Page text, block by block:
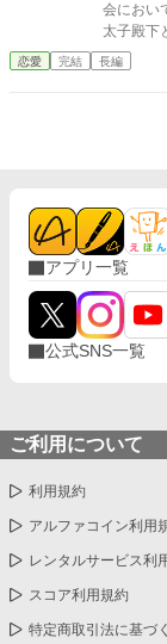
会におい
太子殿下
した犯行だと思われた。
ーナード
恋愛 完結 長編
アプリ一覧
公式SNS一覧
ご利用について
利用規約
アルファコイン利用
レンタルサービス利
スコア利用規約
特定商取引法に基づ